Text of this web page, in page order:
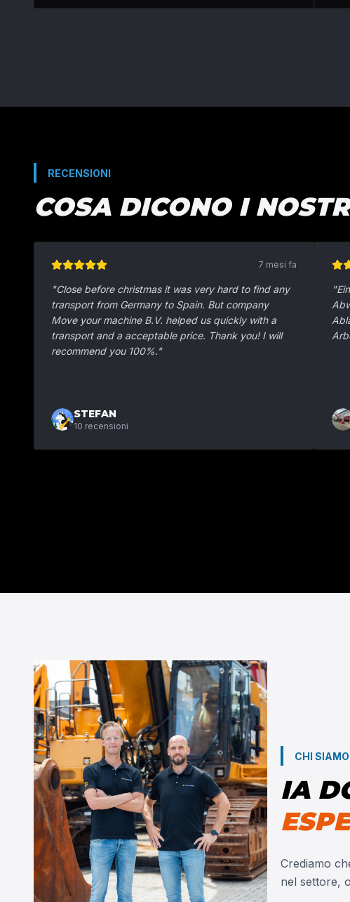
RECENSIONI
COSA DICONO I
"Close before christmas it was very hard to find any
transport from Germany to Spain. But company
Move your machine B.V. helped us quickly with a
transport and a acceptable price. Thank you! I will
recommend you 100%."
STEFAN
10 recensioni
7 mesi fa
"
CHI SIAMO
IA
Crediamo
nel settore,